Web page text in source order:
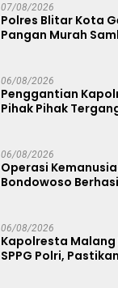
07/08/2026
Polres Blitar Kota
Pangan Murah
06/08/2026
Penggantian
Pihak Pihak
06/08/2026
Operasi
Bondowoso
06/08/2026
Kapolresta Malang
SPPG Polri,